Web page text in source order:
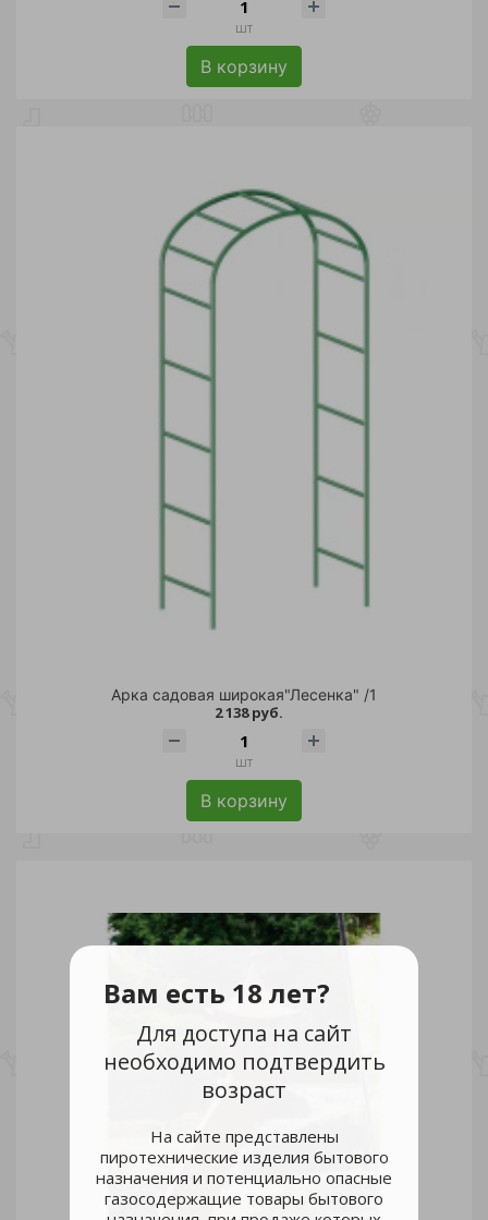
Вам есть 18 лет?
Для доступа на сайт
необходимо подтвердить
возраст
На сайте представлены
пиротехнические изделия бытового
назначения и потенциально опасные
газосодержащие товары бытового
шт
В корзину
Арка садовая широкая"Лесенка" /1
2 138 руб.
шт
В корзину